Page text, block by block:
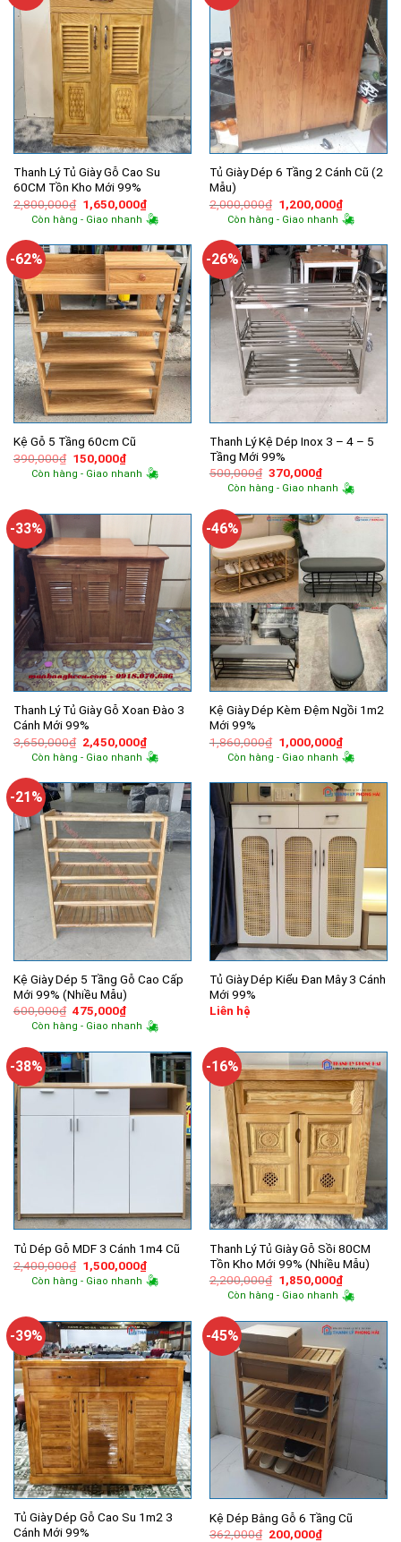
Thanh Lý Tủ Giày Gỗ Cao Su
60CM Tồn Kho Mới 99%
2,800,000₫ Giá
gốc
là:
1,650,000₫Giá
hiện
tại
1,650,000₫.
Còn hàng - Giao nhanh
Tủ Giày Dép 6 Tầng 2 Cánh Cũ (2
Mẫu)
2,000,000₫ Giá
gốc
là:
1,200,000₫Giá
hiện
tại
Còn hàng - Giao nhanh
-62%
Kệ Gỗ 5 Tầng 60cm Cũ
390,000₫ Giá
gốc
là:
150,000₫Giá
hiện
tại
Còn hàng - Giao nhanh
-26%
Thanh Lý Kệ Dép Inox 3 – 4 – 5
Tầng Mới 99%
500,000₫ Giá
gốc
là:
370,000₫Giá
hiện
tại
370,000₫.
Còn hàng - Giao nhanh
-33%
Thanh Lý Tủ Giày Gỗ Xoan Đào 3
Cánh Mới 99%
3,650,000₫ Giá
gốc
là:
2,450,000₫Giá
hiện
tại
2,450,000₫.
Còn hàng - Giao nhanh
-46%
Kệ Giày Dép Kèm Đệm Ngồi 1m2
Mới 99%
1,860,000₫ Giá
gốc
là:
1,000,000₫Giá
hiện
tại
Còn hàng - Giao nhanh
-21%
Kệ Giày Dép 5 Tầng Gỗ Cao Cấp
Mới 99% (Nhiều Mẫu)
600,000₫ Giá
gốc
là:
475,000₫Giá
hiện
tại
475,000₫.
Còn hàng - Giao nhanh
Tủ Giày Dép Kiểu Đan Mây 3 Cánh
Mới 99%
Liên hệ
-38%
Tủ Dép Gỗ MDF 3 Cánh 1m4 Cũ
2,400,000₫ Giá
gốc
là:
1,500,000₫Giá
hiện
tại
Còn hàng - Giao nhanh
-16%
Thanh Lý Tủ Giày Gỗ Sồi 80CM
Tồn Kho Mới 99% (Nhiều Mẫu)
2,200,000₫ Giá
gốc
là:
1,850,000₫Giá
hiện
tại
Còn hàng - Giao nhanh
-39%
Tủ Giày Dép Gỗ Cao Su 1m2 3
Cánh Mới 99%
-45%
Kệ Dép Bằng Gỗ 6 Tầng Cũ
362,000₫ Giá
200,000₫Giá